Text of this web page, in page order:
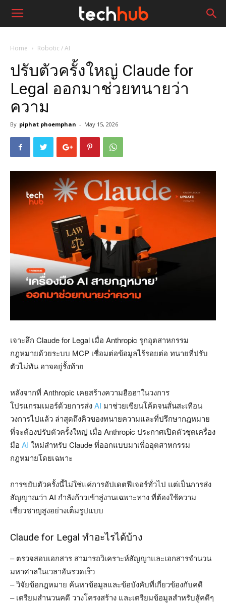
Home Robotic / AI
ปรับตัวครั้งใหญ่ Claude for
Legal ออกมาช่วยทนายว่า
ความ
By piphat phoemphan - May 15, 2026
เจาะลึก Claude for Legal เมื่อ Anthropic รุกอุตสาหกรรม
กฎหมายด้วยระบบ MCP เชื่อมต่อข้อมูลไร้รอยต่อ ทนายที่ปรับ
ตัวไม่ทัน อาจอยู่รั้งท้าย
หลังจากที่ Anthropic เคยสร้างความฮือฮาในวงการ
โปรแกรมเมอร์ด้วยการส่งAI มาช่วยเขียนโค้ดจนสั่นสะเทือน
วงการไปแล้ว ล่าสุดถึงคิวของทนายความและที่ปรึกษากฎหมาย
ที่จะต้องปรับตัวครั้งใหญ่ เมื่อ Anthropic ประกาศเปิดตัวชุดเครื่อง
มือ AI ใหม่สำหรับ Claude ที่ออกแบบมาเพื่ออุตสาหกรรม
กฎหมายโดยเฉพาะ
การขยับตัวครั้งนี้ไม่ใช่แค่การอัปเดตฟีเจอร์ทั่วไป แต่เป็นการส่ง
สัญญาณว่า AI กำลังก้าวเข้าสู่งานเฉพาะทาง ที่ต้องใช้ความ
เชี่ยวชาญสูงอย่างเต็มรูปแบบ
Claude for Legal ทำอะไรได้บ้าง
– ตรวจสอบเอกสาร สามารถวิเคราะห์สัญญาและเอกสารจำนวน
มหาศาลในเวลาอันรวดเร็ว
– วิจัยข้อกฎหมาย ค้นหาข้อมูลและข้อบังคับที่เกี่ยวข้องกับคดี
– เตรียมสำนวนคดี วางโครงสร้าง และเตรียมข้อมูลสำหรับสู้คดีๆ